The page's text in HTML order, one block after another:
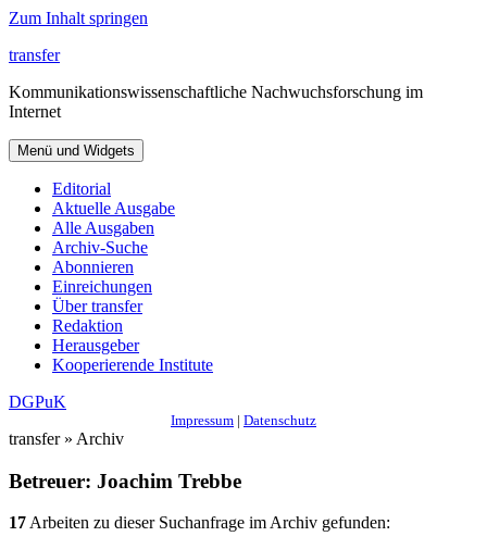
Zum Inhalt springen
transfer
Kommunikationswissenschaftliche Nachwuchsforschung im
Internet
Menü und Widgets
Editorial
Aktuelle Ausgabe
Alle Ausgaben
Archiv-Suche
Abonnieren
Einreichungen
Über transfer
Redaktion
Herausgeber
Kooperierende Institute
DGPuK
Impressum | Datenschutz
transfer » Archiv
Betreuer: Joachim Trebbe
17Arbeiten zu dieser Suchanfrage im Archiv gefunden: